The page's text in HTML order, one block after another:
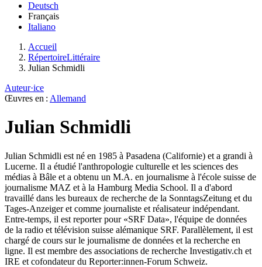
Deutsch
Français
Italiano
Accueil
RépertoireLittéraire
Julian Schmidli
Auteur·ice
Œuvres en : Allemand
Julian Schmidli
Julian Schmidli est né en 1985 à Pasadena (Californie) et a grandi à
Lucerne. Il a étudié l'anthropologie culturelle et les sciences des
médias à Bâle et a obtenu un M.A. en journalisme à l'école suisse de
journalisme MAZ et à la Hamburg Media School. Il a d'abord
travaillé dans les bureaux de recherche de la SonntagsZeitung et du
Tages-Anzeiger et comme journaliste et réalisateur indépendant.
Entre-temps, il est reporter pour «SRF Data», l'équipe de données
de la radio et télévision suisse alémanique SRF. Parallèlement, il est
chargé de cours sur le journalisme de données et la recherche en
ligne. Il est membre des associations de recherche Investigativ.ch et
IRE et cofondateur du Reporter:innen-Forum Schweiz.